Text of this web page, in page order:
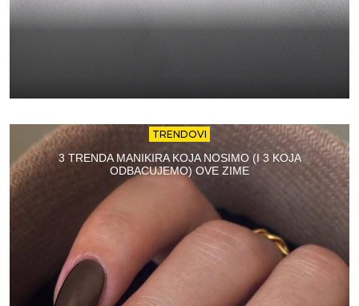
TRENDOVI
3 TRENDA MANIKIRA KOJA NOSIMO (I 3 KOJA
ODBACUJEMO) OVE ZIME